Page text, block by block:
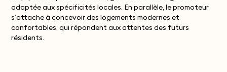
adaptée aux spécificités locales. En parallèle, le promoteur
s’attache à concevoir des logements modernes et
confortables, qui répondent aux attentes des futurs
résidents.